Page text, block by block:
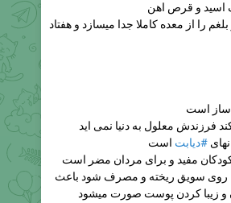
اسید و قرص اهن
را از معده کاملا جدا میسازد و هفتاد
ساز است
فرزندش معلول به دنیا نمی اید
#دیابت است
مفید و برای مردان مضر است
روی سویق ریخته و مصرف شود باعث
و زیبا کردن پوست صورت میشود